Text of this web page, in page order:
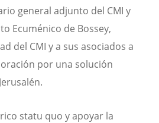
general adjunto del CMI y
Ecuménico de Bossey,
del CMI y a sus asociados a
por una solución
statu quo y apoyar la